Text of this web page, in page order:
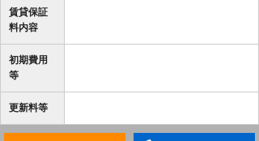
賃貸保証
料内容
初期費用
等
更新料等